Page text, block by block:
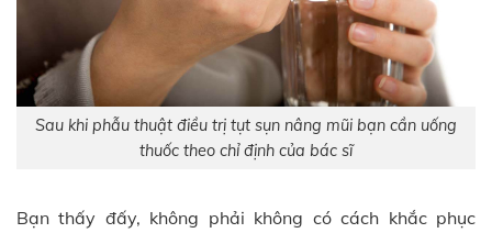
Sau khi phẫu thuật điều trị tụt sụn nâng mũi bạn cần uống
thuốc theo chỉ định của bác sĩ
Bạn thấy đấy, không phải không có cách khắc phục